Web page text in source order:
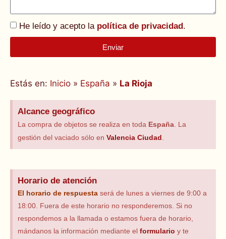
He leído y acepto la política de privacidad.
Enviar
Estás en: Inicio » España » La Rioja
Alcance geográfico
La compra de objetos se realiza en toda España . La
gestión del vaciado sólo en Valencia Ciudad
Horario de atención
El horario de respuesta será de lunes a viernes de 9:00 a
18:00. Fuera de este horario no responderemos. Si no
respondemos a la llamada o estamos fuera de horario,
mándanos la información mediante el formulario y te